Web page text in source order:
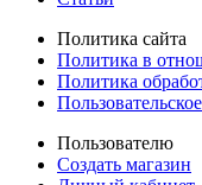
Политика сайта
Политика в
Политика
Пользователю
Создать магазин